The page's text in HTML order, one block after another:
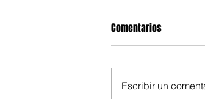
Comentarios
Escribir un